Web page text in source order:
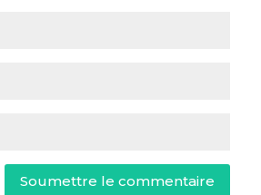
Soumettre le commentaire